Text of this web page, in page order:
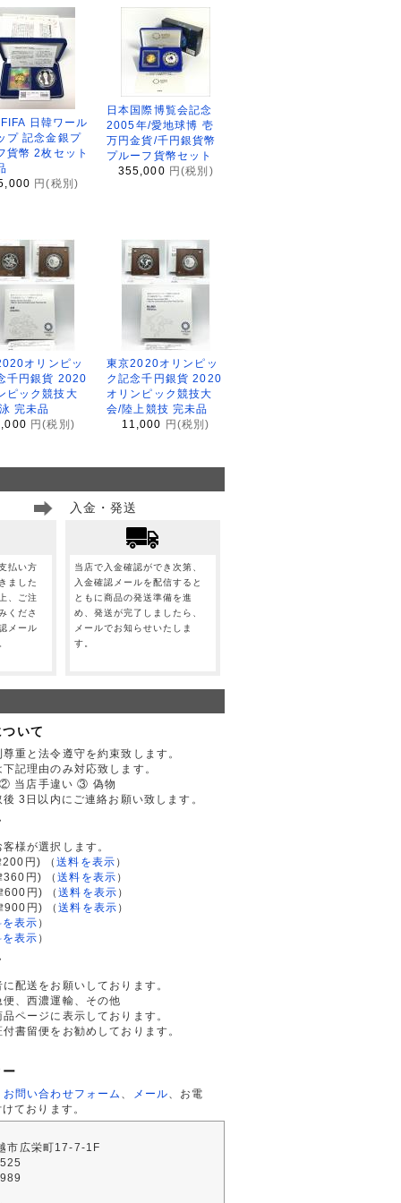
日韓ワール
プ 記念金銀プ
貨幣 2枚セット
円(税別)
日本国際博覧会記念
2005年/愛地球博 壱
万円金貨/千円銀貨幣
プルーフ貨幣セット
355,000 円(税別)
オリンピッ
千円銀貨 2020
ピック競技大
完未品
円(税別)
東京2020オリンピッ
ク記念千円銀貨 2020
オリンピック競技大
会/陸上競技 完未品
11,000
円(税別)
払い方
ました
、ご注
くださ
メール
入金・発送
当店で入金確認ができ次第、
入金確認メールを配信すると
ともに商品の発送準備を進
め、発送が完了しましたら、
メールでお知らせいたしま
す。
いて
重と法令遵守を約束致します。
記理由のみ対応致します。
当店手違い ③ 偽物
3日以内にご連絡お願い致します。
様が選択します。
200円)
（送料を表示 ）
360円)
（送料を表示 ）
600円)
（送料を表示 ）
900円)
（送料を表示 ）
を表示 ）
を表示 ）
配送をお願いしております。
便、西濃運輸、その他
ページに表示しております。
書留便をお勧めしております。
お問い合わせフォーム メール 、お電
ております。
市広栄町17-7-1F